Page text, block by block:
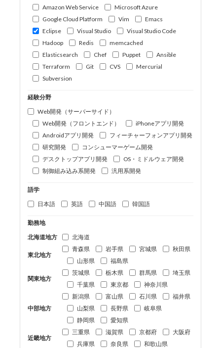
Amazon Web Service
Microsoft Azure
Google Cloud Platform
Vim
Emacs
Eclipse
Visual Studio
Visual Studio Code
Hadoop
Redis
memcached
Elasticsearch
Chef Puppet
Ansible
Terraform
Git CVS
Mercurial
Subversion
経験分野
Web開発（サーバーサイド）
Web開発（フロントエンド）
iPhoneアプリ開発
Androidアプリ開発
フィーチャーフォンアプリ開発
研究開発
コンシューマーゲーム開発
デスクトップアプリ開発
OS・ミドルウェア開発
制御組み込み系開発
汎用系開発
語学
日本語
英語 中国語 韓国語
勤務地
北海道地方
北海道
東北地方
青森県 岩手県 宮城県
秋田県
山形県
福島県
関東地方
茨城県 栃木県 群馬県
埼玉県
千葉県
東京都 神奈川県
中部地方
新潟県 富山県 石川県
福井県
山梨県
長野県
岐阜県
静岡県
愛知県
近畿地方
三重県 滋賀県 京都府
大阪府
兵庫県
奈良県 和歌山県